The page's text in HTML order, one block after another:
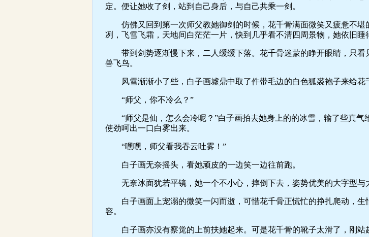
定。便让她收了剑，站到自己身后，与自己共乘一剑。
仿佛又回到第一次师父教她御剑的时候，花千骨满面微笑又疲惫不堪
冽，飞雪飞霜，天地间白茫茫一片，快到几乎看不清四周景物，她依旧睡
带到剑势逐渐慢下来，二人缓缓下落。花千骨迷蒙的睁开眼睛，只看
兽飞鸟。
风雪渐渐小了些，白子画墟鼎中取了件带毛边的白色狐裘袍子来给花
“师父，你不冷么？”
“师父是仙，怎么会冷呢？”白子画拍去她身上的的冰雪，输了些真气
使劲呵出一口白雾出来。
“嘿嘿，师父看我吞云吐雾！”
白子画无奈摇头，看她顽皮的一边笑一边往前跑。
无奈冰面犹若平镜，她一个不小心，摔倒下去，姿势优美的大字型与
白子画面上宠溺的微笑一闪而逝，可惜花千骨正慌忙的挣扎爬动，生
容。
白子画亦没有察觉的上前扶她起来。可是花千骨的靴子太滑了，刚站